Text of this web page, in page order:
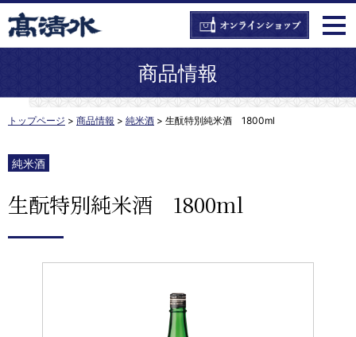
商品情報
トップページ > 商品情報 > 純米酒 > 生酛特別純米酒 1800ml
純米酒
生酛特別純米酒 1800ml